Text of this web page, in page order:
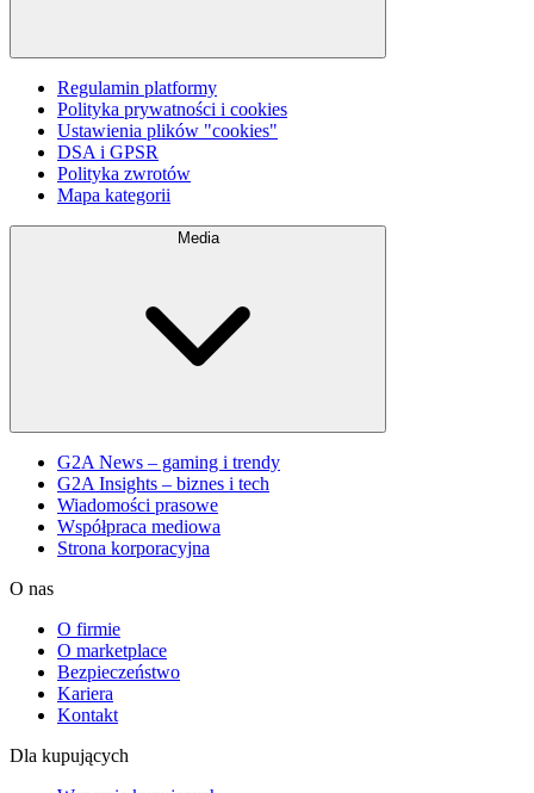
Regulamin platformy
Polityka prywatności i cookies
Ustawienia plików "cookies"
DSA i GPSR
Polityka zwrotów
Mapa kategorii
Media
G2A News – gaming i trendy
G2A Insights – biznes i tech
Wiadomości prasowe
Współpraca mediowa
Strona korporacyjna
O nas
O firmie
O marketplace
Bezpieczeństwo
Kariera
Kontakt
Dla kupujących